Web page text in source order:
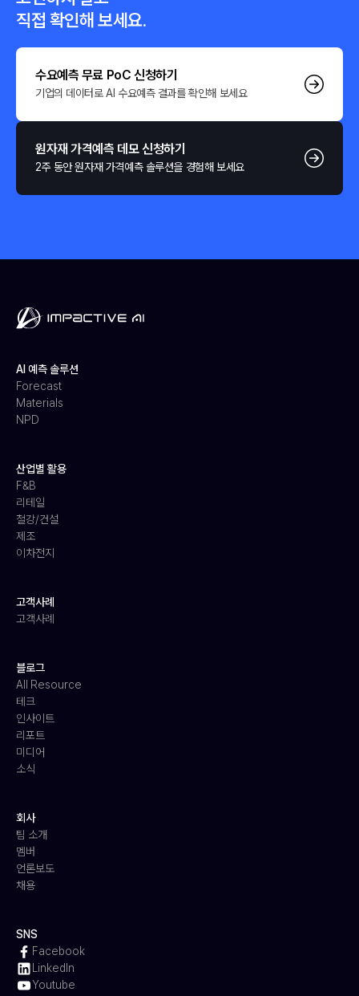
직접 확인해 보세요.
수요예측 무료 PoC 신청하기
기업의 데이터로 AI 수요예측 결과를 확인해 보세요
원자재 가격예측 데모 신청하기
2주 동안 원자재 가격예측 솔루션을 경험해 보세요
AI 예측 솔루션
Forecast
Materials
NPD
산업별 활용
F&B
리테일
철강/건설
제조
이차전지
고객사례
고객사례
블로그
All Resource
테크
인사이트
리포트
미디어
소식
회사
팀 소개
멤버
언론보도
채용
SNS
Facebook
LinkedIn
Youtube